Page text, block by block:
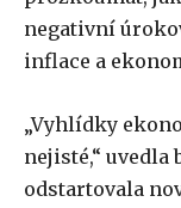
negativní
inflace a
„Vyhlídky
nejisté,“ uvedla
odstartovala